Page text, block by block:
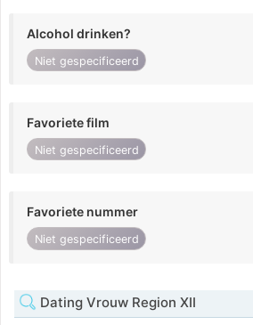
Alcohol drinken?
Niet gespecificeerd
Favoriete film
Niet gespecificeerd
Favoriete nummer
Niet gespecificeerd
Dating Vrouw Region XII